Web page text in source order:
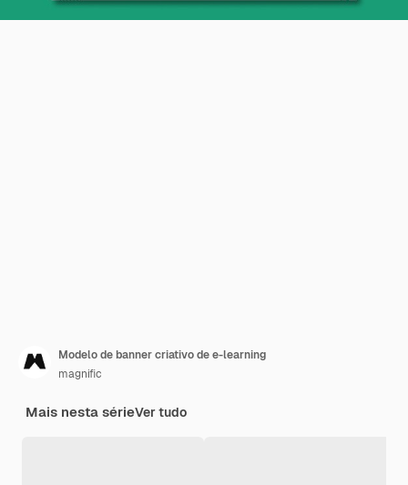
Modelo de banner criativo de e-learning
magnific
Mais nesta sérieVer tudo